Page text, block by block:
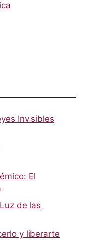
Invisibles
El
de las
y liberarte